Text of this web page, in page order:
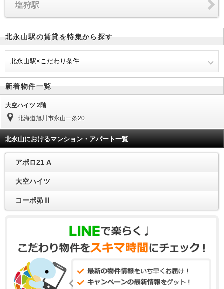
塩狩駅
北永山駅の賃貸を特集から探す
北永山駅×こだわり条件
新着物件一覧
大空ハイツ 2階
北海道旭川市永山一条20
北永山におけるマンション・アパート一覧
アポロ21 A
大空ハイツ
コーポ昴Ⅲ